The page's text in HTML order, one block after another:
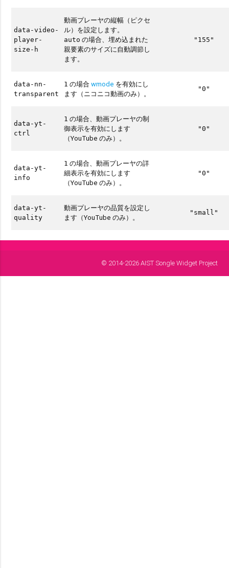
data-video-
player-
size-h
動画プレーヤの縦幅（ピクセ
ル）を設定します。
auto の場合、埋め込まれた
親要素のサイズに自動調節し
ます。
"155"
data-nn-
transparent
1 の場合wmode を有効にし
ます（ニコニコ動画のみ）。
"0"
data-yt-
ctrl
1 の場合、動画プレーヤの制
御表示を有効にします
（YouTube のみ）。
"0"
data-yt-
info
1 の場合、動画プレーヤの詳
細表示を有効にします
（YouTube のみ）。
"0"
data-yt-
quality
動画プレーヤの品質を設定し
ます（YouTube のみ）。
"small"
© 2014-2026 AIST Songle Widget Project